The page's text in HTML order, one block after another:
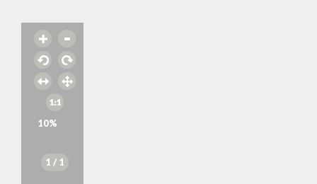
10%
1 / 1